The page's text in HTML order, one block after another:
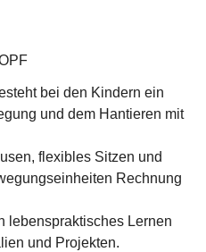
bei den Kindern ein
und dem Hantieren mit
flexibles Sitzen und
Rechnung
lebenspraktisches Lernen
und Projekten.